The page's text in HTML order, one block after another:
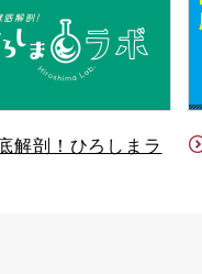
解剖！ひろしまラ